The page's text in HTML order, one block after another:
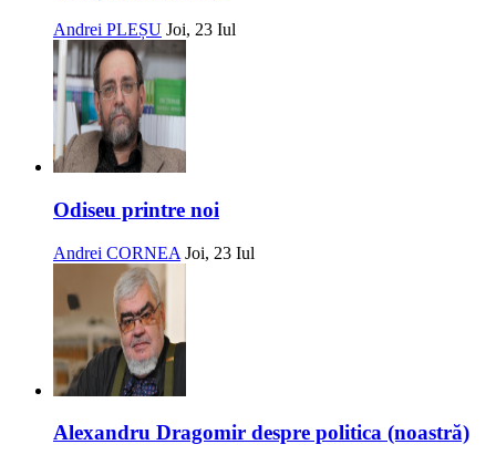
Andrei PLEȘU Joi, 23 Iul
Odiseu printre noi
Andrei CORNEA Joi, 23 Iul
Alexandru Dragomir despre politica (noastră)